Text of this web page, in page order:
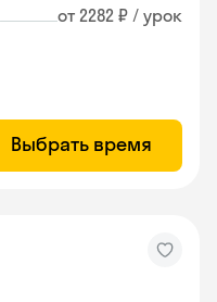
от 2282 ₽ / урок
Выбрать время